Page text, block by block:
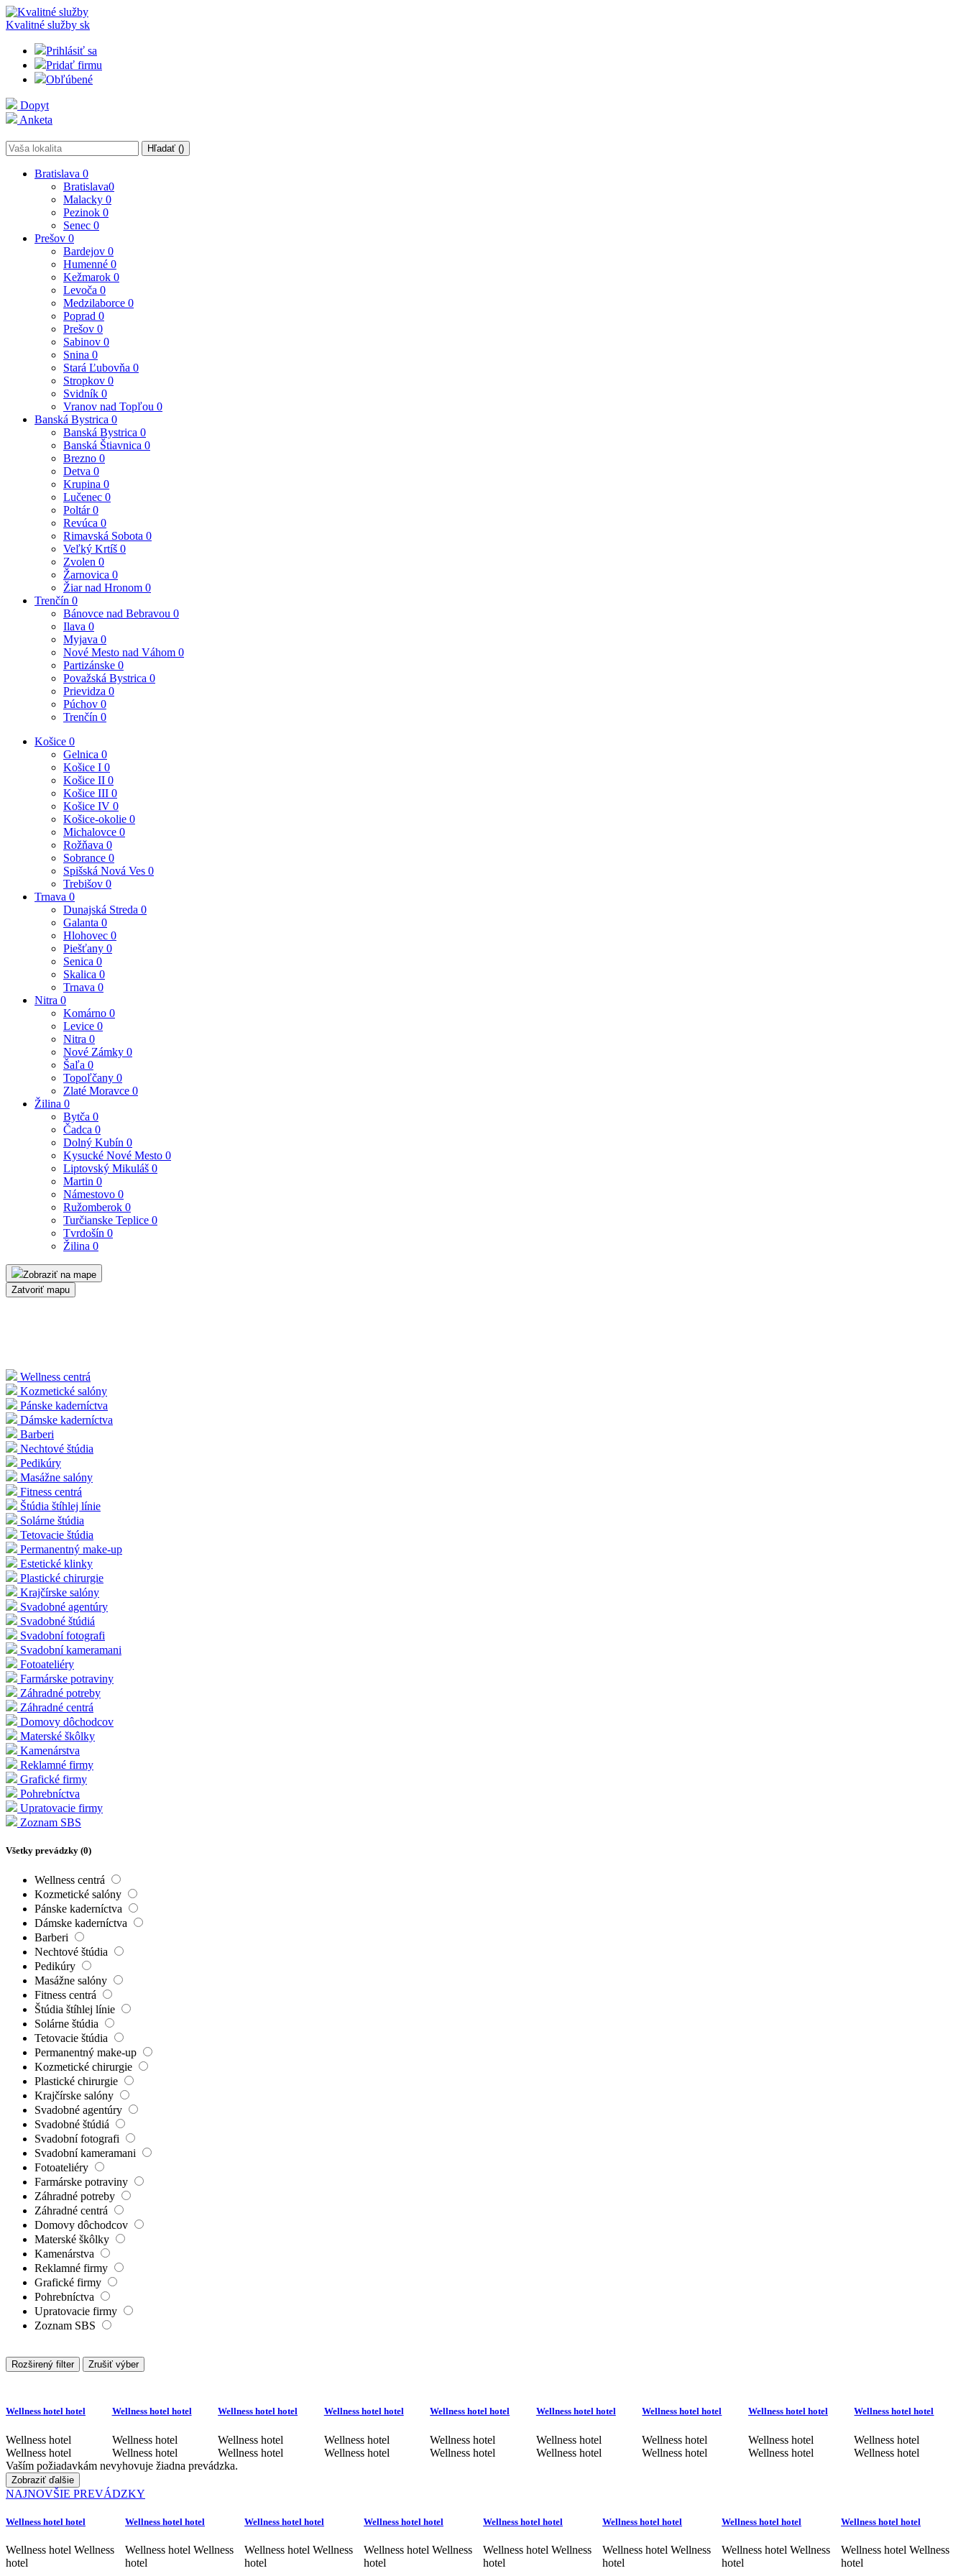
Kvalitné služby sk
Prihlásiť sa
Pridať firmu
Obľúbené
Dopyt
Anketa
Hľadať ()
Bratislava 0
Bratislava0
Malacky 0
Pezinok 0
Senec 0
Prešov 0
Bardejov 0
Humenné 0
Kežmarok 0
Levoča 0
Medzilaborce 0
Poprad 0
Prešov 0
Sabinov 0
Snina 0
Stará Ľubovňa 0
Stropkov 0
Svidník 0
Vranov nad Topľou 0
Banská Bystrica 0
Banská Bystrica 0
Banská Štiavnica 0
Brezno 0
Detva 0
Krupina 0
Lučenec 0
Poltár0
Revúca 0
Rimavská Sobota 0
Veľký Krtíš 0
Zvolen 0
Žarnovica 0
Žiar nad Hronom 0
Trenčín 0
Bánovce nad Bebravou 0
Ilava 0
Myjava 0
Nové Mesto nad Váhom 0
Partizánske 0
Považská Bystrica 0
Prievidza 0
Púchov 0
Trenčín 0
Košice 0
Gelnica 0
Košice I 0
Košice II 0
Košice III 0
Košice IV 0
Košice-okolie 0
Michalovce 0
Rožňava 0
Sobrance 0
Spišská Nová Ves 0
Trebišov 0
Trnava 0
Dunajská Streda 0
Galanta 0
Hlohovec 0
Piešťany 0
Senica 0
Skalica 0
Trnava 0
Nitra 0
Komárno 0
Levice 0
Nitra 0
Nové Zámky 0
Šaľa 0
Topoľčany 0
Zlaté Moravce 0
Žilina 0
Bytča 0
Čadca 0
Dolný Kubín 0
Kysucké Nové Mesto 0
Liptovský Mikuláš 0
Martin 0
Námestovo 0
Ružomberok 0
Turčianske Teplice 0
Tvrdošín 0
Žilina 0
Zobraziť na mape
Zatvoriť mapu
Wellness centrá
Kozmetické salóny
Pánske kaderníctva
Dámske kaderníctva
Barberi
Nechtové štúdia
Pedikúry
Masážne salóny
Fitness centrá
Štúdia štíhlej línie
Solárne štúdia
Tetovacie štúdia
Permanentný make-up
Estetické klinky
Plastické chirurgie
Krajčírske salóny
Svadobné agentúry
Svadobné štúdiá
Svadobní fotografi
Svadobní kameramani
Fotoateliéry
Farmárske potraviny
Záhradné potreby
Záhradné centrá
Domovy dôchodcov
Materské škôlky
Kamenárstva
Reklamné firmy
Grafické firmy
Pohrebníctva
Upratovacie firmy
Zoznam SBS
Všetky prevádzky (0)
Wellness centrá
Kozmetické salóny
Pánske kaderníctva
Dámske kaderníctva
Barberi
Nechtové štúdia
Pedikúry
Masážne salóny
Fitness centrá
Štúdia štíhlej línie
Solárne štúdia
Tetovacie štúdia
Permanentný make-up
Kozmetické chirurgie
Plastické chirurgie
Krajčírske salóny
Svadobné agentúry
Svadobné štúdiá
Svadobní fotografi
Svadobní kameramani
Fotoateliéry
Farmárske potraviny
Záhradné potreby
Záhradné centrá
Domovy dôchodcov
Materské škôlky
Kamenárstva
Reklamné firmy
Grafické firmy
Pohrebníctva
Upratovacie firmy
Zoznam SBS
Rozširený filter Zrušiť výber
Wellness hotel hotel
Wellness hotel
Wellness hotel
Wellness hotel hotel
Wellness hotel
Wellness hotel
Wellness hotel hotel
Wellness hotel
Wellness hotel
Wellness hotel hotel
Wellness hotel
Wellness hotel
Wellness hotel hotel
Wellness hotel
Wellness hotel
Wellness hotel hotel
Wellness hotel
Wellness hotel
Wellness hotel hotel
Wellness hotel
Wellness hotel
Wellness hotel hotel
Wellness hotel
Wellness hotel
Wellness hotel hotel
Wellness hotel
Wellness hotel
Vaším požiadavkám nevyhovuje žiadna prevádzka.
Zobraziť ďalšie
NAJNOVŠIE PREVÁDZKY
Wellness hotel hotel
Wellness hotel Wellness
hotel
Wellness hotel hotel
Wellness hotel Wellness
hotel
Wellness hotel hotel
Wellness hotel Wellness
hotel
Wellness hotel hotel
Wellness hotel Wellness
hotel
Wellness hotel hotel
Wellness hotel Wellness
hotel
Wellness hotel hotel
Wellness hotel Wellness
hotel
Wellness hotel hotel
Wellness hotel Wellness
hotel
Wellness hotel hotel
Wellness hotel Wellness
hotel